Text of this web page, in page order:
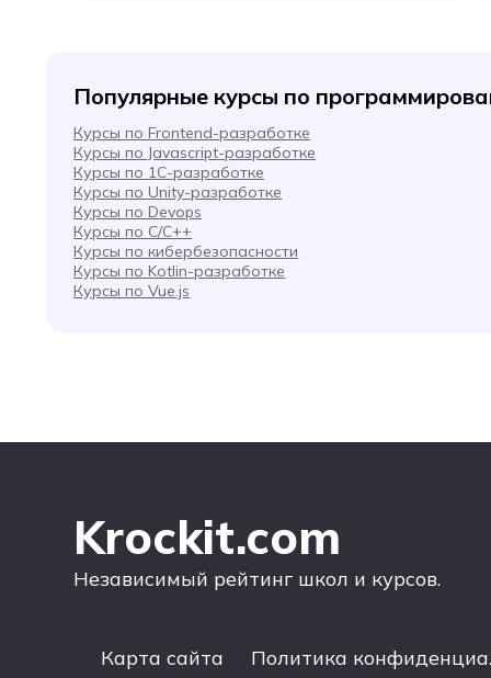
Популярные курсы по
Курсы по Frontend-разработке
Курсы по Javascript-разработке
Курсы по 1С-разработке
Курсы по Unity-разработке
Курсы по Devops
Курсы по C/C++
Курсы по кибербезопасности
Курсы по Kotlin-разработке
Курсы по Vue.js
Krockit.com
Независимый рейтинг школ и курсов.
Карта сайта Политика